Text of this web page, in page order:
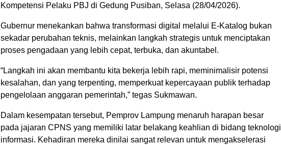
Kompetensi Pelaku PBJ di Gedung Pusiban, Selasa (28/04/2026).
Gubernur menekankan bahwa transformasi digital melalui E-Katalog bukan
sekadar perubahan teknis, melainkan langkah strategis untuk menciptakan
proses pengadaan yang lebih cepat, terbuka, dan akuntabel.
“Langkah ini akan membantu kita bekerja lebih rapi, meminimalisir potensi
kesalahan, dan yang terpenting, memperkuat kepercayaan publik terhadap
pengelolaan anggaran pemerintah,” tegas Sukmawan.
Dalam kesempatan tersebut, Pemprov Lampung menaruh harapan besar
pada jajaran CPNS yang memiliki latar belakang keahlian di bidang teknologi
informasi. Kehadiran mereka dinilai sangat relevan untuk mengakselerasi